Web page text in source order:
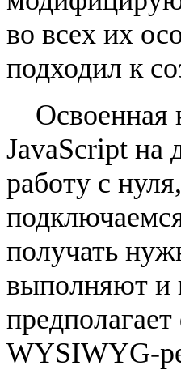
во всех их
подходил к
Освоенная
JavaScript на
работу с
получать
выполняют и
WYSIWYG-